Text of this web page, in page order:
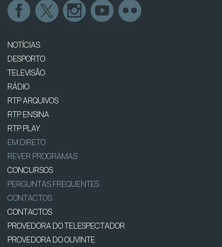
NOTÍCIAS
DESPORTO
TELEVISÃO
RÁDIO
RTP ARQUIVOS
RTP ENSINA
RTP PLAY
EM DIRETO
REVER PROGRAMAS
CONCURSOS
PERGUNTAS FREQUENTES
CONTACTOS
CONTACTOS
PROVEDORA DO TELESPECTADOR
PROVEDORA DO OUVINTE